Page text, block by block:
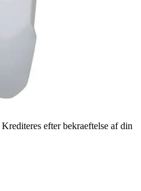
Krediteres efter bekraeftelse af din